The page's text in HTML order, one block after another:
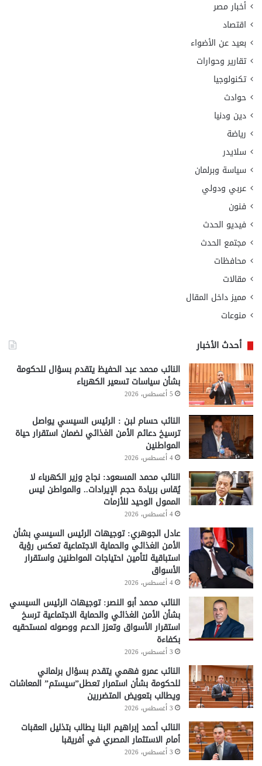
أخبار مصر
اقتصاد
بعيد عن الأضواء
تقارير وحوارات
تكنولوجيا
حوادث
دين ودنيا
رياضة
سلايدر
سياسة وبرلمان
عربي ودولي
فنون
فيديو الحدث
مجتمع الحدث
محافظات
مقالات
مميز داخل المقال
منوعات
أحدث الأخبار
النائب محمد عبد الحفيظ يتقدم بسؤال للحكومة
بشأن سياسات تسعير الكهرباء
5 أغسطس، 2026
النائب حسام لبن : الرئيس السيسي يواصل
ترسيخ دعائم الأمن الغذائي لضمان استقرار حياة
المواطنين
4 أغسطس، 2026
النائب محمد المسعود: نجاح وزير الكهرباء لا
يُقاس بريادة حجم الإيرادات.. والمواطن ليس
الممول الوحيد للأزمات
4 أغسطس، 2026
عادل الجوهري: توجيهات الرئيس السيسي بشأن
الأمن الغذائي والحماية الاجتماعية تعكس رؤية
استباقية لتأمين احتياجات المواطنين واستقرار
الأسواق
4 أغسطس، 2026
النائب محمد أبو النصر: توجيهات الرئيس السيسي
بشأن الأمن الغذائي والحماية الاجتماعية ترسخ
استقرار الأسواق وتعزز الدعم ووصوله لمستحقيه
بكفاءة
3 أغسطس، 2026
النائب عمرو فهمي يتقدم بسؤال برلماني
للحكومة بشأن استمرار تعطل”سيستم” المعاشات
ويطالب بتعويض المتضررين
3 أغسطس، 2026
النائب أحمد إبراهيم البنا يطالب بتذليل العقبات
أمام الاستثمار المصري في أفريقبا
3 أغسطس، 2026